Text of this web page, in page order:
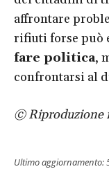
affrontare
rifiuti forse può
fare politica,
confrontarsi al
© Riproduzione
Ultimo aggiornamento: